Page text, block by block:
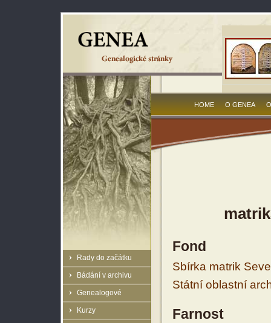
Rady do začátku
Bádání v archivu
Genealogové
Kurzy
HOME O GENEA
Fond
Sbírka matrik
Státní oblastní
Farnost